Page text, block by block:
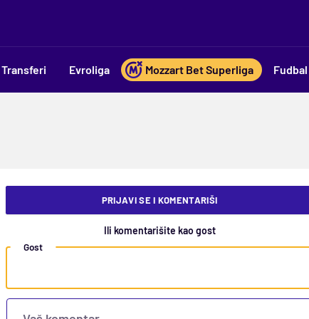
Transferi Evroliga Mozzart Bet Superliga Fudbal
PRIJAVI SE I KOMENTARIŠI
Ili komentarišite kao gost
Gost